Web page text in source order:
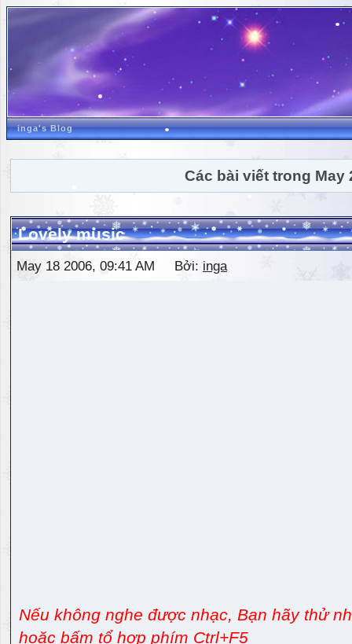
inga's Blog
Các bài viết trong May
Lovely music
May 18 2006, 09:41 AM Bởi: inga
Nếu không nghe được nhạc, Bạn hãy thử
hoặc bấm tổ hợp phím Ctrl+F5